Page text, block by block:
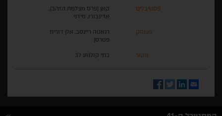
פסטיבלים
קאן (פרס מצלמת הזהב),
אדינבורו, סידני
משחק
רנאטה ריינסב, אלן דורית
פטרסן
מקור בתי קולנוע לב
Email
LinkedIn
Twitter
Facebook